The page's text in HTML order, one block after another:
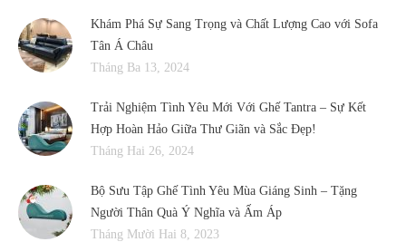
Khám Phá Sự Sang Trọng và Chất Lượng Cao với Sofa
Tân Á Châu
Tháng Ba 13, 2024
Trải Nghiệm Tình Yêu Mới Với Ghế Tantra – Sự Kết
Hợp Hoàn Hảo Giữa Thư Giãn và Sắc Đẹp!
Tháng Hai 26, 2024
Bộ Sưu Tập Ghế Tình Yêu Mùa Giáng Sinh – Tặng
Người Thân Quà Ý Nghĩa và Ấm Áp
Tháng Mười Hai 8, 2023